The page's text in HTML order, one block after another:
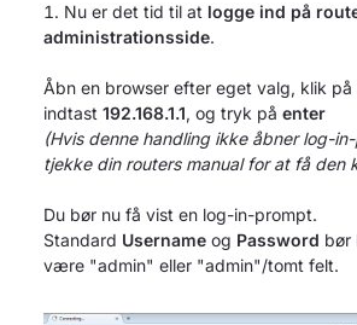
Nu er det tid til at logge ind på
administrationsside.
Åbn en browser efter eget valg, klik på
indtast 192.168.1.1, og tryk på enter
(Hvis denne handling ikke åbner log-
tjekke din routers manual for at få den
Du bør nu få vist en log-in-prompt.
Standard Username og Password bør
være "admin" eller "admin"/tomt felt.